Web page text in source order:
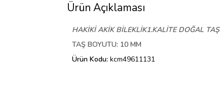
Ürün Açıklaması
HAKİKİ AKİK BİLEKLİK1.KALİTE DOĞAL TAŞ
TAŞ BOYUTU: 10 MM
Ürün Kodu: kcm49611131